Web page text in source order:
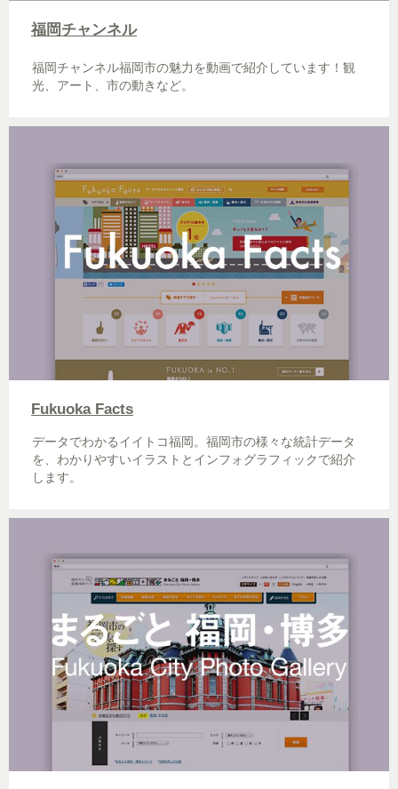
福岡チャンネル
福岡チャンネル福岡市の魅力を動画で紹介しています！観
光、アート、市の動きなど。
Fukuoka Facts
データでわかるイイトコ福岡。福岡市の様々な統計データ
を、わかりやすいイラストとインフォグラフィックで紹介
します。